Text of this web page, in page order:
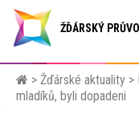
ŽĎÁRSKÝ
> Žďárské aktuality >
mladíků, byli dopadeni